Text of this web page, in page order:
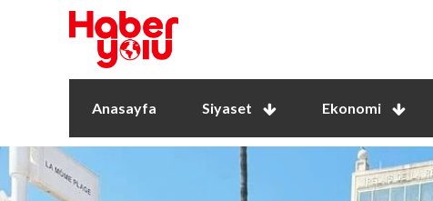
Anasayfa Siyaset Ekonomi